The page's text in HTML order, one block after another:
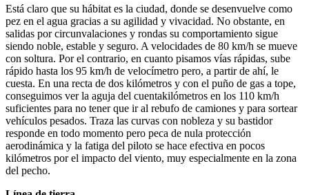
Está claro que su hábitat es la ciudad, donde se desenvuelve como
pez en el agua gracias a su agilidad y vivacidad. No obstante, en
salidas por circunvalaciones y rondas su comportamiento sigue
siendo noble, estable y seguro. A velocidades de 80 km/h se mueve
con soltura. Por el contrario, en cuanto pisamos vías rápidas, sube
rápido hasta los 95 km/h de velocímetro pero, a partir de ahí, le
cuesta. En una recta de dos kilómetros y con el puño de gas a tope,
conseguimos ver la aguja del cuentakilómetros en los 110 km/h
suficientes para no tener que ir al rebufo de camiones y para sortear
vehículos pesados. Traza las curvas con nobleza y su bastidor
responde en todo momento pero peca de nula protección
aerodinámica y la fatiga del piloto se hace efectiva en pocos
kilómetros por el impacto del viento, muy especialmente en la zona
del pecho.